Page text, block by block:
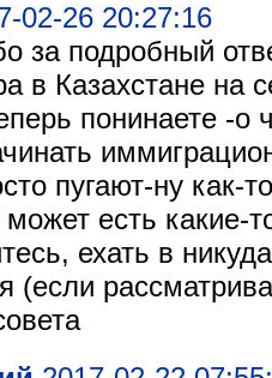
02-26 20:27:16
за подробный
в Казахстане на
понинаете -о
пугают-ну как-
есть какие-
ехать в
(если